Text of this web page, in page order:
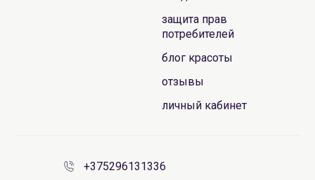
защита прав
потребителей
блог красоты
отзывы
личный кабинет
+375296131336